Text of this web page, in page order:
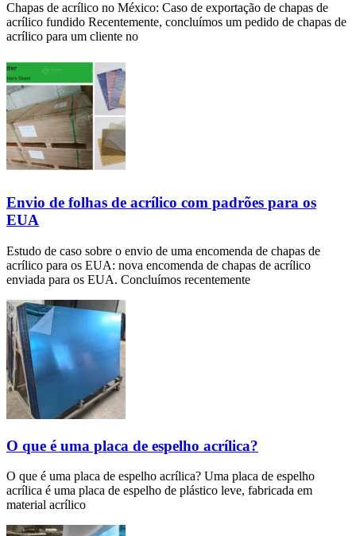
Chapas de acrílico no México: Caso de exportação de chapas de
acrílico fundido Recentemente, concluímos um pedido de chapas de
acrílico para um cliente no
Envio de folhas de acrílico com padrões para os
EUA
Estudo de caso sobre o envio de uma encomenda de chapas de
acrílico para os EUA: nova encomenda de chapas de acrílico
enviada para os EUA. Concluímos recentemente
O que é uma placa de espelho acrílica?
O que é uma placa de espelho acrílica? Uma placa de espelho
acrílica é uma placa de espelho de plástico leve, fabricada em
material acrílico